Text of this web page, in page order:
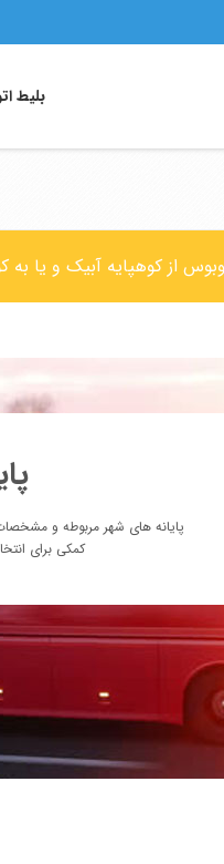
بلیط
از کوهپایه آبیک و یا
پایانه های شهر مربوطه و
کمکی برای